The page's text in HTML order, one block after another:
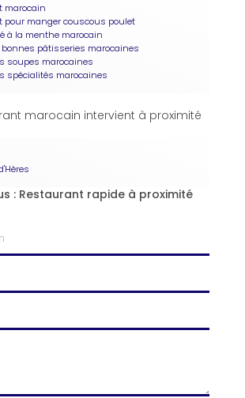
marocain
pour manger couscous poulet
à la menthe marocain
pâtisseries marocaines
soupes marocaines
spécialités marocaines
marocain intervient à proximité
: Restaurant rapide à proximité